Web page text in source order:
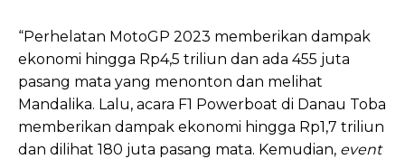
“Perhelatan MotoGP 2023 memberikan dampak
ekonomi hingga Rp4,5 triliun dan ada 455 juta
pasang mata yang menonton dan melihat
Mandalika. Lalu, acara F1 Powerboat di Danau Toba
memberikan dampak ekonomi hingga Rp1,7 triliun
dan dilihat 180 juta pasang mata. Kemudian, event